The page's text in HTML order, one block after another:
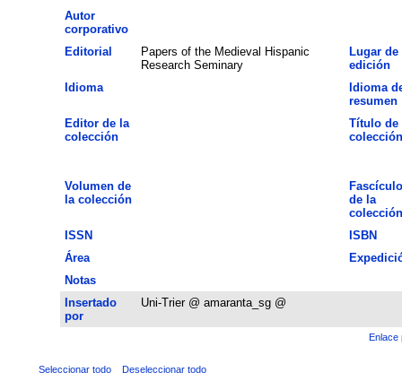
Autor
corporativo
Editorial
Papers of the Medieval Hispanic
Research Seminary
Lugar de
edición
Idioma
Idioma
resumen
Editor de la
colección
Título de
colección
Volumen de
la colección
Fascículo
de la
colección
ISSN
ISBN
Área
Notas
Insertado
por
Uni-Trier @ amaranta_sg @
Enlace
Seleccionar todo Deseleccionar todo